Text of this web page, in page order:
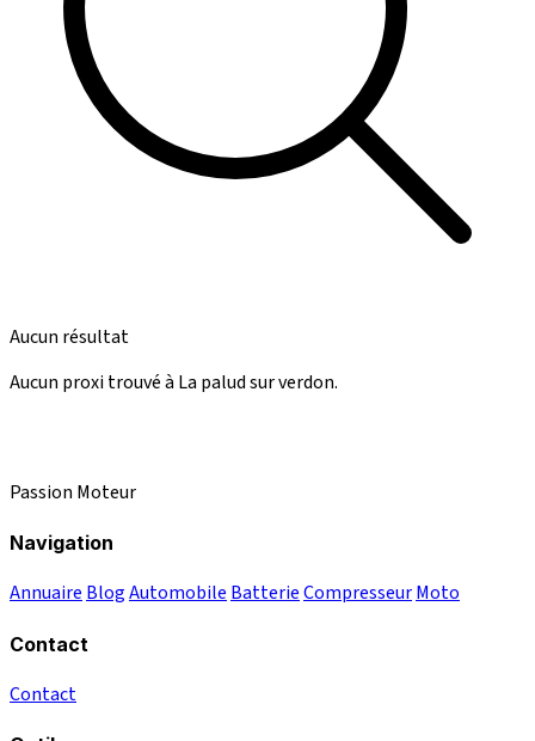
Aucun résultat
Aucun proxi trouvé à La palud sur verdon.
Passion Moteur
Navigation
Annuaire BlogAutomobile BatterieCompresseurMoto
Contact
Contact